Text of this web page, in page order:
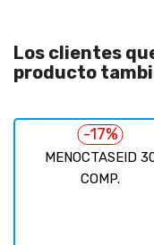
Los clientes
producto
MENOCTASEID
COMP.
-17%